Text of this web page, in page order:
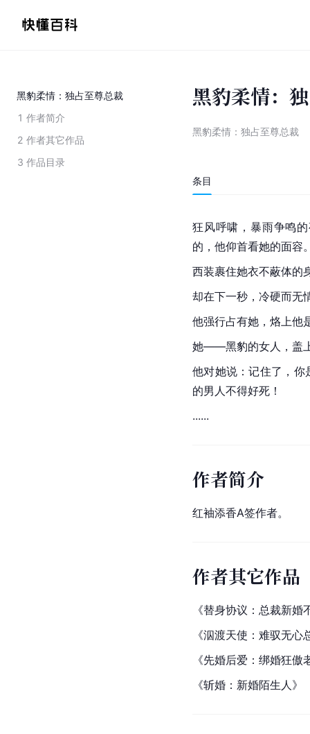
黑豹柔情：独占至尊总裁
1 作者简介
2 作者其它作品
3 作品目录
黑豹柔情：
黑豹柔情：独占至尊总裁
条目
狂风呼啸，暴雨争鸣
的，他仰首看她的面容
西装裹住她衣不蔽体的
却在下一秒，冷硬而无
他强行占有她，烙上他
她——黑豹的女人，盖
他对她说：记住了，你
的男人不得好死！
......
作者简介
红袖添香A签作者。
作者其它作品
《替身协议：总裁新婚
《泅渡天使：难驭无心
《先婚后爱：绑婚狂傲
《斩婚：新婚陌生人 》